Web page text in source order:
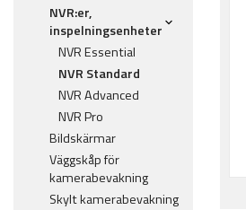
NVR:er,
inspelningsenheter
NVR Essential
NVR Standard
NVR Advanced
NVR Pro
Bildskärmar
Väggskåp för
kamerabevakning
Skylt kamerabevakning